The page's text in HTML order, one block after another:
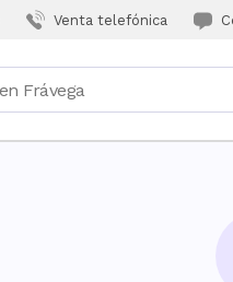
Venta telefónica